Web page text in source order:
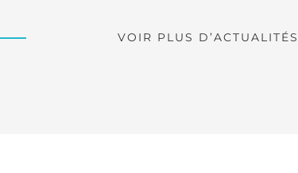
VOIR PLUS D’ACTUALITÉS